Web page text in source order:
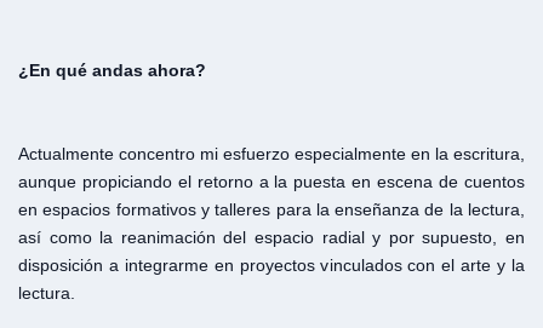
¿En qué andas ahora?
Actualmente concentro mi esfuerzo especialmente en la escritura,
aunque propiciando el retorno a la puesta en escena de cuentos
en espacios formativos y talleres para la enseñanza de la lectura,
así como la reanimación del espacio radial y por supuesto, en
disposición a integrarme en proyectos vinculados con el arte y la
lectura.